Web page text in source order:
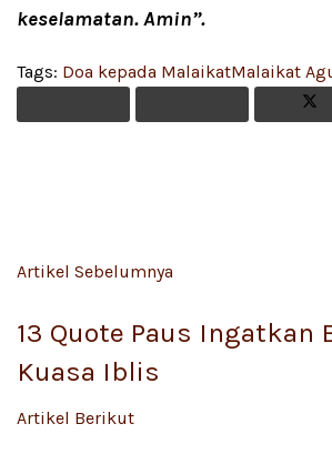
keselamatan. Amin”.
Tags: Doa kepada MalaikatMalaikat
Artikel Sebelumnya
13 Quote Paus Ingatkan
Kuasa Iblis
Artikel Berikut